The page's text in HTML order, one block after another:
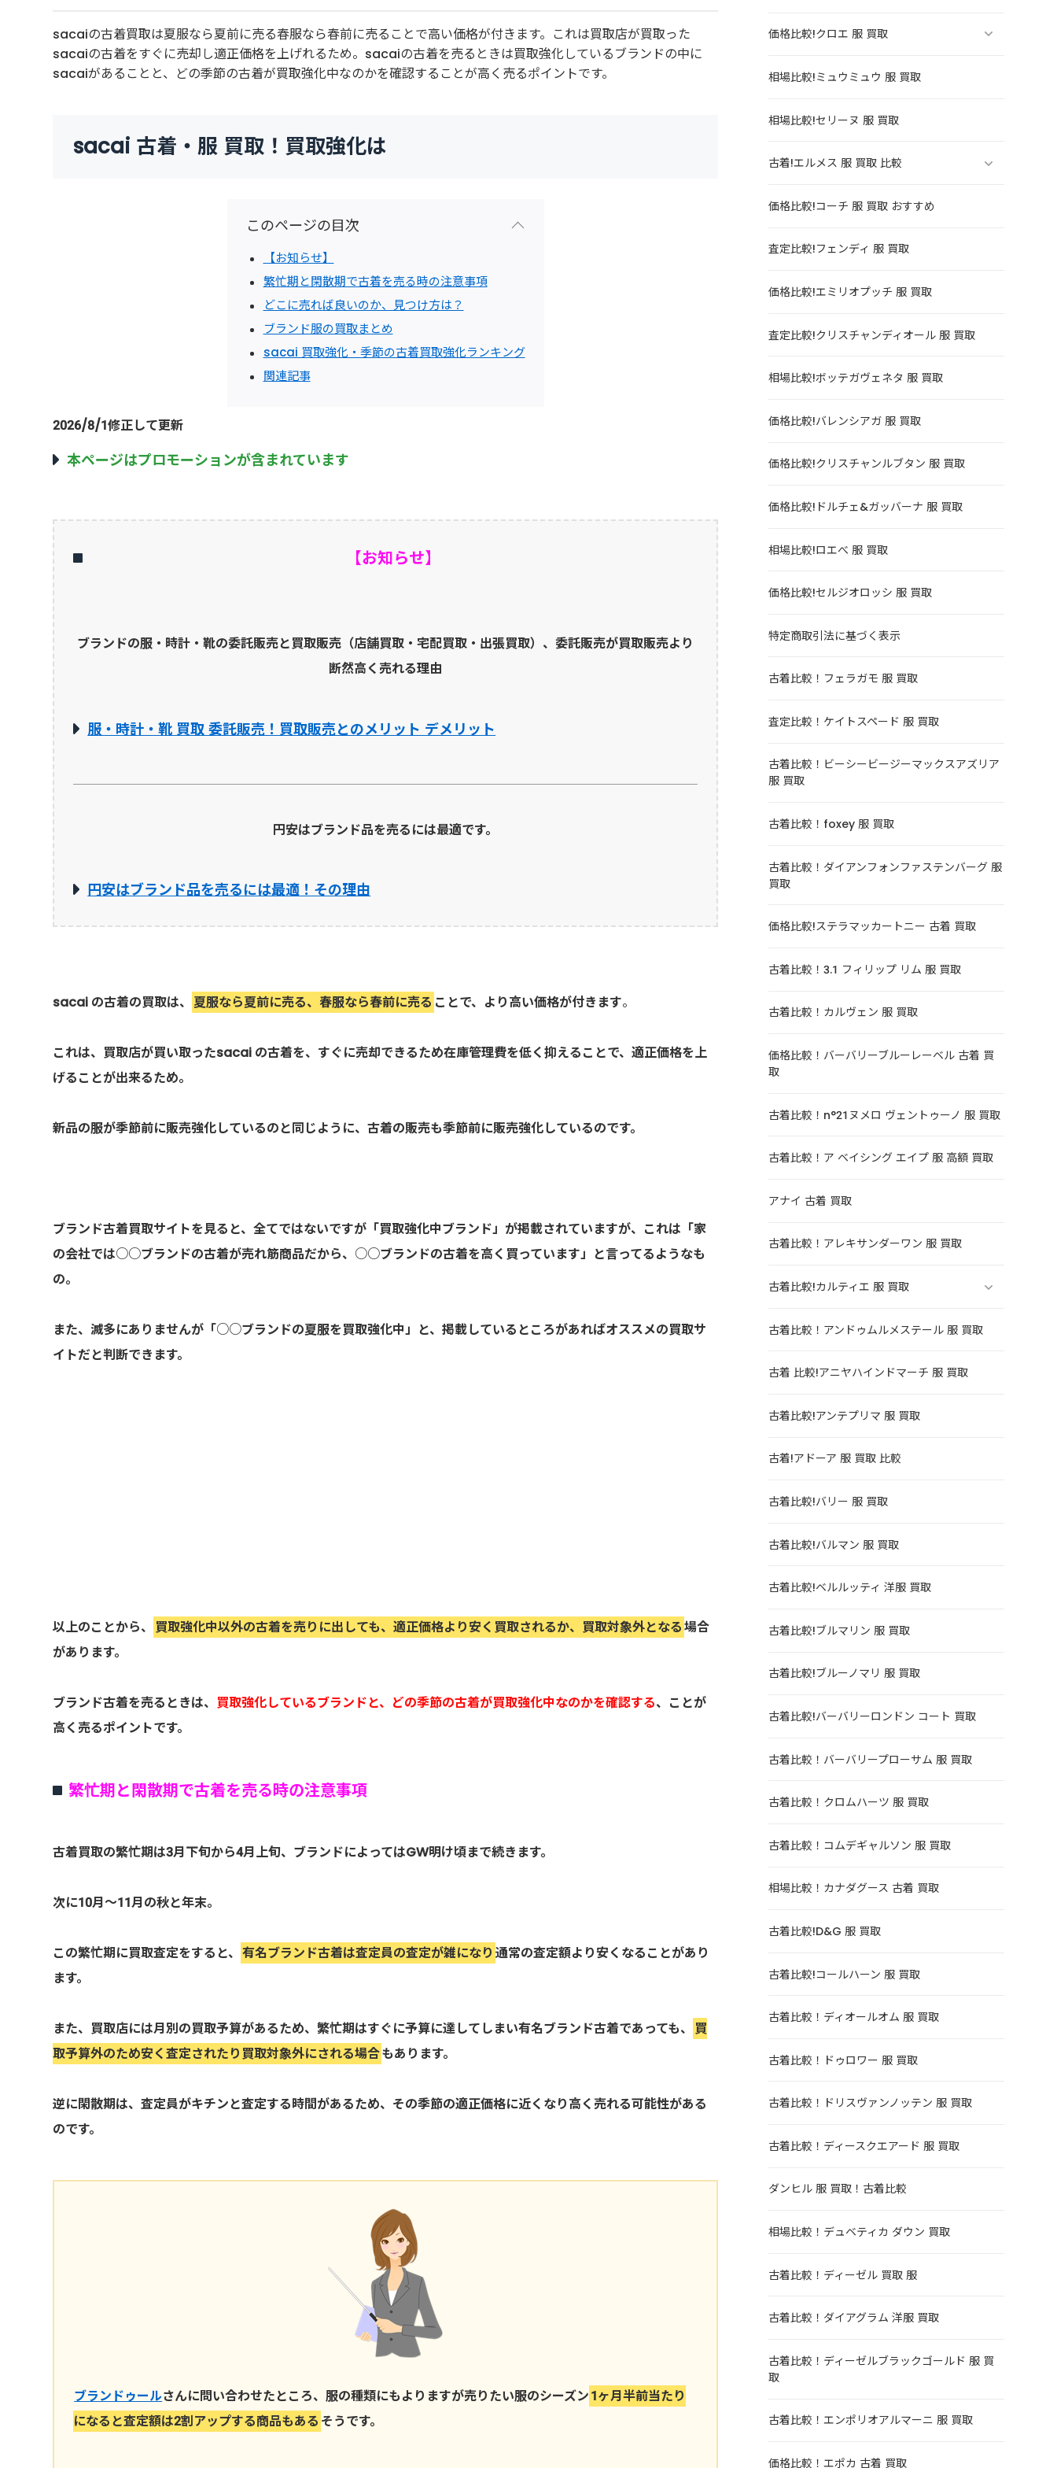
sacaiの古着買取は夏服なら夏前に売る春服なら春前に売ることで高い価格が付きます。これは買取店が買取った
sacaiの古着をすぐに売却し適正価格を上げれるため。sacaiの古着を売るときは買取強化しているブランドの中に
sacaiがあることと、どの季節の古着が買取強化中なのかを確認することが高く売るポイントです。
sacai 古着・服 買取！買取強化は
このページの目次
【お知らせ】
繁忙期と閑散期で古着を売る時の注意事項
どこに売れば良いのか、見つけ方は？
ブランド服の買取まとめ
sacai 買取強化・季節の古着買取強化ランキング
関連記事
2026/8/1修正して更新
本ページはプロモーションが含まれています
【お知らせ】
ブランドの服・時計・靴の委託販売と買取販売（店舗買取・宅配買取・出張買取）、委託販売が買取販売より
断然高く売れる理由
服・時計・靴 買取 委託販売！買取販売とのメリット デメリット
円安はブランド品を売るには最適です。
円安はブランド品を売るには最適！その理由
sacai の古着の買取は、 夏服なら夏前に売る、春服なら春前に売る ことで、より高い価格が付きます。
これは、買取店が買い取ったsacai の古着を、すぐに売却できるため在庫管理費を低く抑えることで、適正価格を上
げることが出来るため。
新品の服が季節前に販売強化しているのと同じように、古着の販売も季節前に販売強化しているのです。
ブランド古着買取サイトを見ると、全てではないですが「買取強化中ブランド」が掲載されていますが、これは「家
の会社では○○ブランドの古着が売れ筋商品だから、○○ブランドの古着を高く買っています」と言ってるようなも
の。
また、滅多にありませんが「○○ブランドの夏服を買取強化中」と、掲載しているところがあればオススメの買取サ
イトだと判断できます。
以上のことから、 買取強化中以外の古着を売りに出しても、適正価格より安く買取されるか、買取対象外となる場合
があります。
ブランド古着を売るときは、 買取強化しているブランドと、どの季節の古着が買取強化中なのかを確認する、ことが
高く売るポイントです。
繁忙期と閑散期で古着を売る時の注意事項
古着買取の繁忙期は3月下旬から4月上旬、ブランドによってはGW明け頃まで続きます。
次に10月～11月の秋と年末。
この繁忙期に買取査定をすると、 有名ブランド古着は査定員の査定が雑になり 通常の査定額より安くなることがあり
ます。
また、買取店には月別の買取予算があるため、繁忙期はすぐに予算に達してしまい有名ブランド古着であっても、 買
取予算外のため安く査定されたり買取対象外にされる場合もあります。
逆に閑散期は、査定員がキチンと査定する時間があるため、その季節の適正価格に近くなり高く売れる可能性がある
のです。
ブランドゥールさんに問い合わせたところ、服の種類にもよりますが売りたい服のシーズン1ヶ月半前当た
りになると査定額は2割アップする商品もあるそうです。
価格比較!クロエ 服 買取
相場比較!ミュウミュウ 服 買取
相場比較!セリーヌ 服 買取
古着!エルメス 服 買取 比較
価格比較!コーチ 服 買取 おすすめ
査定比較!フェンディ 服 買取
価格比較!エミリオプッチ 服 買取
査定比較!クリスチャンディオール 服 買取
相場比較!ボッテガヴェネタ 服 買取
価格比較!バレンシアガ 服 買取
価格比較!クリスチャンルブタン 服 買取
価格比較!ドルチェ&ガッバーナ 服 買取
相場比較!ロエべ 服 買取
価格比較!セルジオロッシ 服 買取
特定商取引法に基づく表示
古着比較！フェラガモ 服 買取
査定比較！ケイトスペード 服 買取
古着比較！ビーシービージーマックスアズリア
服 買取
古着比較！foxey 服 買取
古着比較！ダイアンフォンファステンバーグ 服
買取
価格比較!ステラマッカートニー 古着 買取
古着比較！3.1 フィリップ リム 服 買取
古着比較！カルヴェン 服 買取
価格比較！バーバリーブルーレーベル 古着 買
取
古着比較！n°21ヌメロ ヴェントゥーノ 服 買取
古着比較！ア ベイシング エイプ 服 高額 買取
アナイ 古着 買取
古着比較！アレキサンダーワン 服 買取
古着比較!カルティエ 服 買取
古着比較！アンドゥムルメステール 服 買取
古着 比較!アニヤハインドマーチ 服 買取
古着比較!アンテプリマ 服 買取
古着!アドーア 服 買取 比較
古着比較!バリー 服 買取
古着比較!バルマン 服 買取
古着比較!ベルルッティ 洋服 買取
古着比較!ブルマリン 服 買取
古着比較!ブルーノマリ 服 買取
古着比較!バーバリーロンドン コート 買取
古着比較！バーバリープローサム 服 買取
古着比較！クロムハーツ 服 買取
古着比較！コムデギャルソン 服 買取
相場比較！カナダグース 古着 買取
古着比較!D&G 服 買取
古着比較!コールハーン 服 買取
古着比較！ディオールオム 服 買取
古着比較！ドゥロワー 服 買取
古着比較！ドリスヴァンノッテン 服 買取
古着比較！ディースクエアード 服 買取
ダンヒル 服 買取！古着比較
相場比較！デュベティカ ダウン 買取
古着比較！ディーゼル 買取 服
古着比較！ダイアグラム 洋服 買取
古着比較！ディーゼルブラックゴールド 服 買
取
古着比較！エンポリオアルマーニ 服 買取
価格比較！エポカ 古着 買取